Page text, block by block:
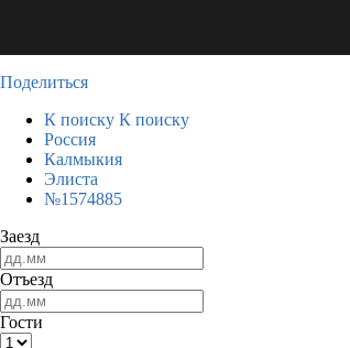
Поделиться
К поиску К поиску
Россия
Калмыкия
Элиста
№1574885
Заезд
Отъезд
Гости